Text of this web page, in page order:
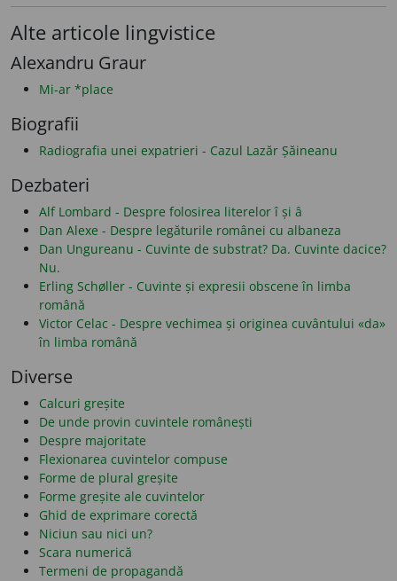
Alte articole lingvistice
Alexandru Graur
Mi-ar *place
Biografii
Radiografia unei expatrieri - Cazul Lazăr Șăineanu
Dezbateri
Alf Lombard - Despre folosirea literelor î și â
Dan Alexe - Despre legăturile românei cu albaneza
Dan Ungureanu - Cuvinte de substrat? Da. Cuvinte dacice?
Nu.
Erling Schøller - Cuvinte și expresii obscene în limba
română
Victor Celac - Despre vechimea și originea cuvântului «da»
în limba română
Diverse
Calcuri greșite
De unde provin cuvintele românești
Despre majoritate
Flexionarea cuvintelor compuse
Forme de plural greșite
Forme greșite ale cuvintelor
Ghid de exprimare corectă
Niciun sau nici un?
Scara numerică
Termeni de propagandă